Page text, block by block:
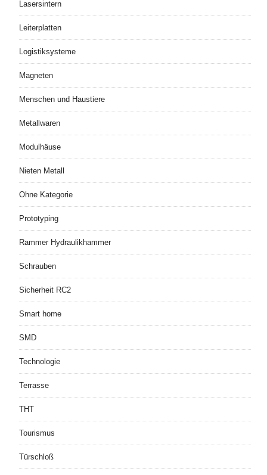
Lasersintern
Leiterplatten
Logistiksysteme
Magneten
Menschen und Haustiere
Metallwaren
Modulhäuse
Nieten Metall
Ohne Kategorie
Prototyping
Rammer Hydraulikhammer
Schrauben
Sicherheit RC2
Smart home
SMD
Technologie
Terrasse
THT
Tourismus
Türschloß